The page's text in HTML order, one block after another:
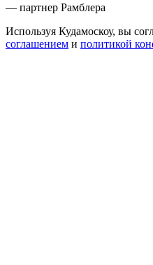
— партнер Рамблера
Используя Кудамоскоу, вы
соглашением и политикой